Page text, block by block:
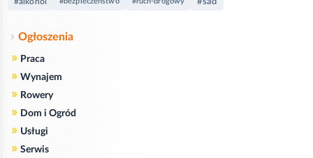
Ogłoszenia
» Praca
» Wynajem
» Rowery
» Dom i Ogród
» Usługi
» Serwis